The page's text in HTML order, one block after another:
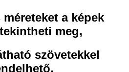
méreteket a képek
meg,
szövetekkel